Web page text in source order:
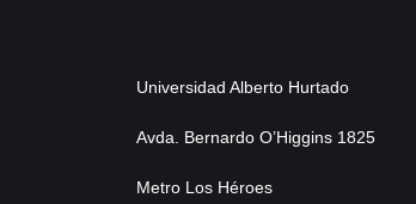
Universidad Alberto Hurtado
Avda. Bernardo O’Higgins 1825
Metro Los Héroes